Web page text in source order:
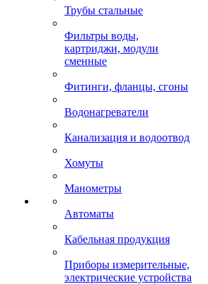
Трубы стальные
Фильтры воды,
картриджи, модули
сменные
Фитинги, фланцы, сгоны
Водонагреватели
Канализация и водоотвод
Хомуты
Манометры
Автоматы
Кабельная продукция
Приборы измерительные,
электрические устройства